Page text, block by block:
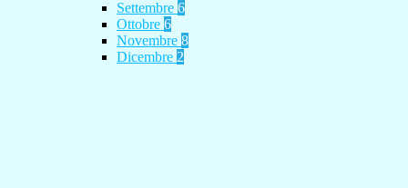
Settembre 6
Ottobre 6
Novembre 8
Dicembre 2